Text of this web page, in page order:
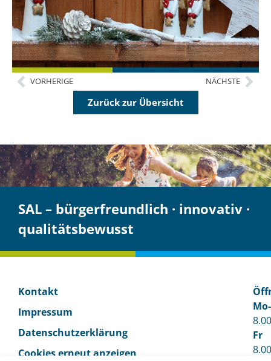
VORHERIGE NÄCHSTE
Zurück zur Übersicht
SAL – bürgerfreundlich · innovativ ·
qualitätsbewusst
Kontakt
Impressum
Datenschutzerklärung
Cookies erneut anzeigen
Fr